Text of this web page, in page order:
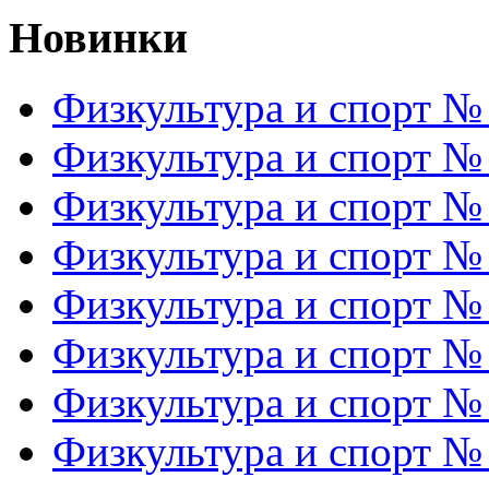
Новинки
Физкультура и спорт
Физкультура и спорт
Физкультура и спорт
Физкультура и спорт
Физкультура и спорт
Физкультура и спорт
Физкультура и спорт
Физкультура и спорт